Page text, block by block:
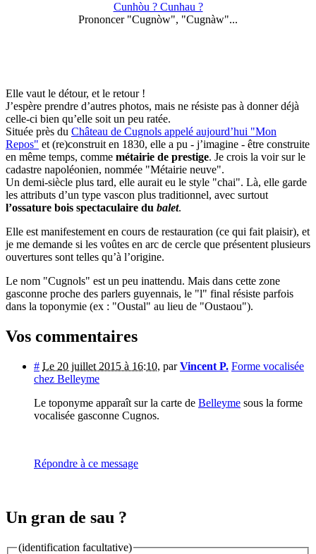
Cunhòu ? Cunhau ?
Prononcer "Cugnòw", "Cugnàw"...
Elle vaut le détour, et le retour !
J’espère prendre d’autres photos, mais ne résiste pas à donner déjà
celle-ci bien qu’elle soit un peu ratée.
Située près du Château de Cugnols appelé aujourd’hui "Mon
Repos" et (re)construit en 1830, elle a pu - j’imagine - être construite
en même temps, comme métairie de prestige. Je crois la voir sur le
cadastre napoléonien, nommée "Métairie neuve".
Un demi-siècle plus tard, elle aurait eu le style "chai". Là, elle garde
les attributs d’un type vascon plus traditionnel, avec surtout
l’ossature bois spectaculaire du balet.
Elle est manifestement en cours de restauration (ce qui fait plaisir), et
je me demande si les voûtes en arc de cercle que présentent plusieurs
ouvertures sont telles qu’à l’origine.
Le nom "Cugnols" est un peu inattendu. Mais dans cette zone
gasconne proche des parlers guyennais, le "l" final résiste parfois
dans la toponymie (ex : "Oustal" au lieu de "Oustaou").
Vos commentaires
# Le 20 juillet 2015 à 16:10, parVincent P. Forme vocalisée
chez Belleyme
Le toponyme apparaît sur la carte de Belleyme sous la forme
vocalisée gasconne Cugnos.
Répondre à ce message
Un gran de sau ?
(identification facultative)